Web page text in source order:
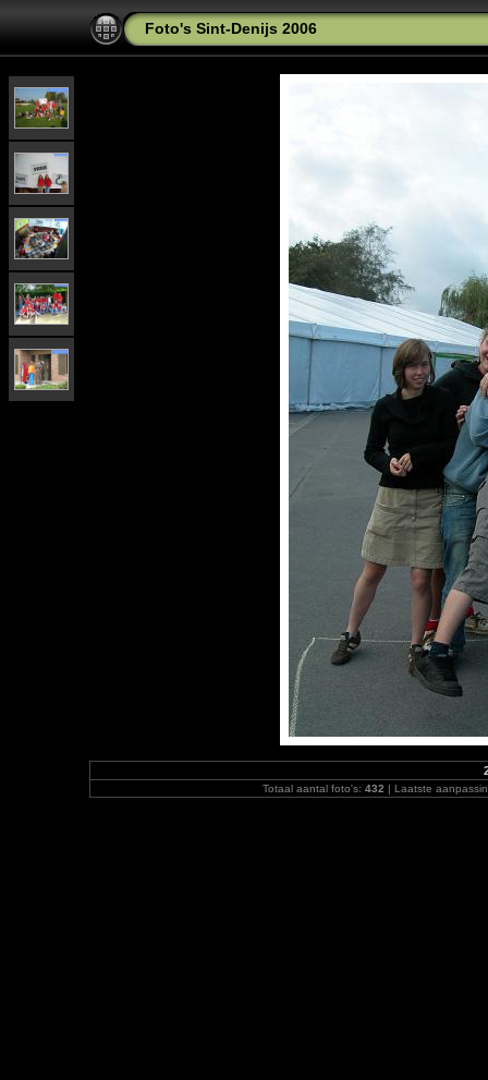
Foto's Sint-Denijs 2006
Totaal aantal foto's: 432 | Laatste